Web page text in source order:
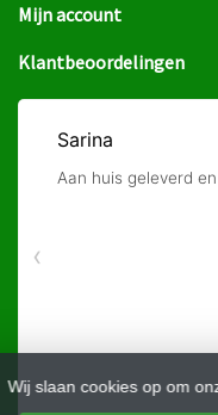
Wij slaan cookies op om
Mijn account
Klantbeoordelingen